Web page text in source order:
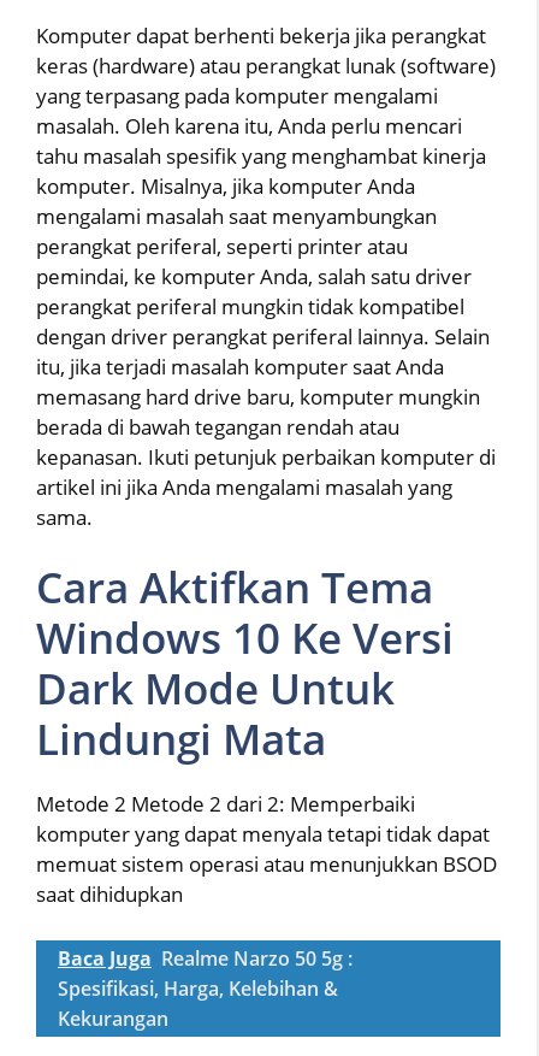
Komputer dapat berhenti bekerja jika perangkat
keras (hardware) atau perangkat lunak (software)
yang terpasang pada komputer mengalami
masalah. Oleh karena itu, Anda perlu mencari
tahu masalah spesifik yang menghambat kinerja
komputer. Misalnya, jika komputer Anda
mengalami masalah saat menyambungkan
perangkat periferal, seperti printer atau
pemindai, ke komputer Anda, salah satu driver
perangkat periferal mungkin tidak kompatibel
dengan driver perangkat periferal lainnya. Selain
itu, jika terjadi masalah komputer saat Anda
memasang hard drive baru, komputer mungkin
berada di bawah tegangan rendah atau
kepanasan. Ikuti petunjuk perbaikan komputer di
artikel ini jika Anda mengalami masalah yang
sama.
Cara Aktifkan Tema
Windows 10 Ke Versi
Dark Mode Untuk
Lindungi Mata
Metode 2 Metode 2 dari 2: Memperbaiki
komputer yang dapat menyala tetapi tidak dapat
memuat sistem operasi atau menunjukkan BSOD
saat dihidupkan
Baca Juga Realme Narzo 50 5g :
Spesifikasi, Harga, Kelebihan &
Kekurangan